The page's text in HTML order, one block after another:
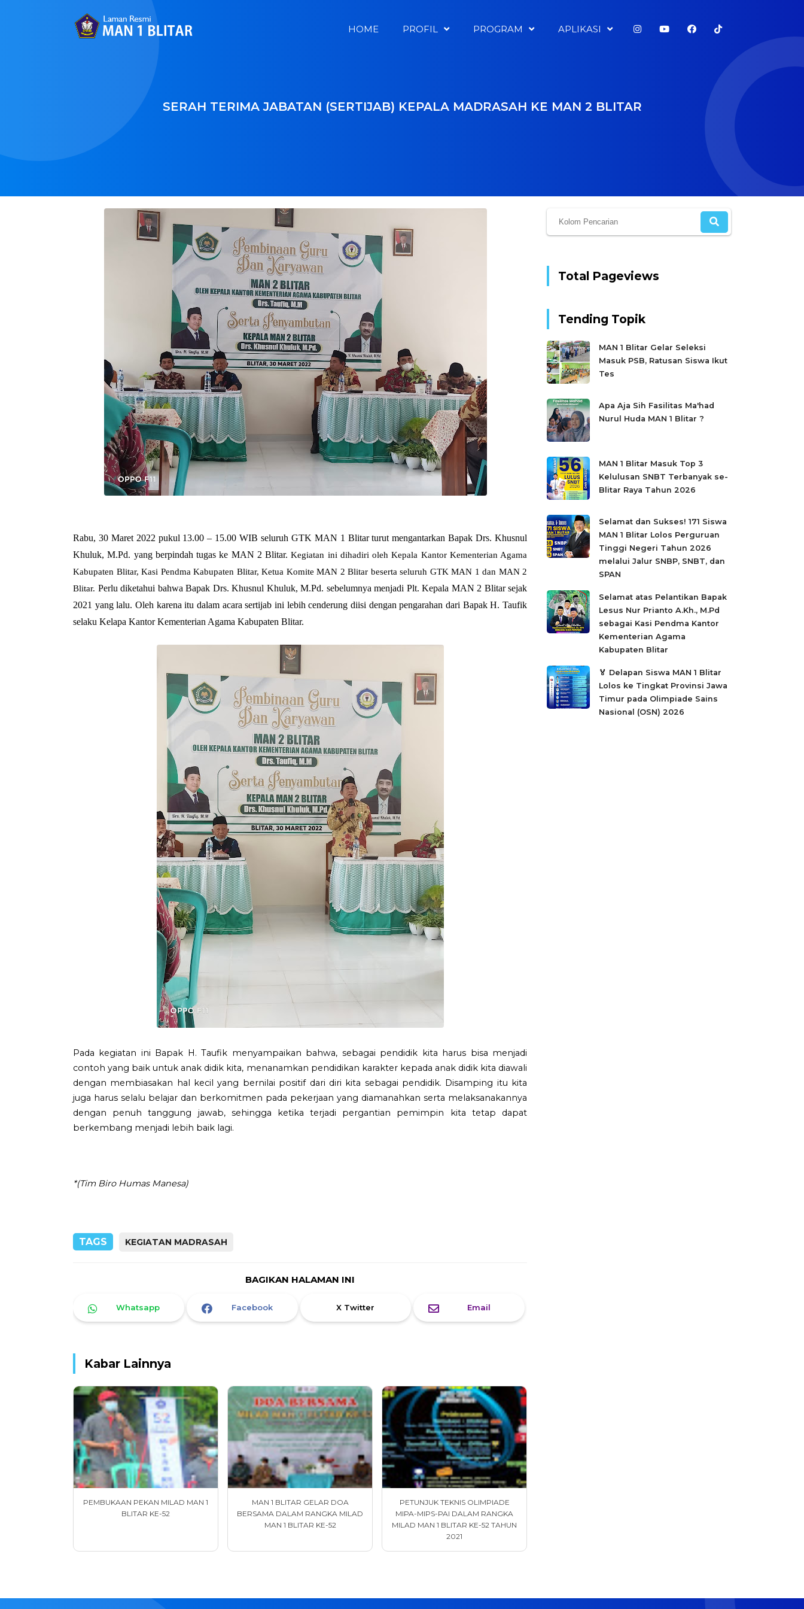
HOME PROFIL PROGRAM APLIKASI
SERAH TERIMA JABATAN (SERTIJAB) KEPALA MADRASAH KE MAN 2 BLITAR
Rabu, 30 Maret 2022 pukul 13.00 – 15.00 WIB seluruh GTK MAN 1 Blitar turut mengantarkan Bapak Drs. Khusnul
Khuluk, M.Pd. yang berpindah tugas ke MAN 2 Blitar.Kegiatan ini dihadiri oleh Kepala Kantor Kementerian Agama
Kabupaten Blitar, Kasi Pendma Kabupaten Blitar, Ketua Komite MAN 2 Blitar beserta seluruh GTK MAN 1 dan MAN 2
Blitar. Perlu diketahui bahwa Bapak Drs. Khusnul Khuluk, M.Pd. sebelumnya menjadi Plt. Kepala MAN 2 Blitar sejak
2021 yang lalu. Oleh karena itu dalam acara sertijab ini lebih cenderung diisi dengan pengarahan dari Bapak H. Taufik
selaku Kelapa Kantor Kementerian Agama Kabupaten Blitar.
Pada kegiatan ini Bapak H. Taufik menyampaikan bahwa, sebagai pendidik kita harus bisa menjadi
contoh yang baik untuk anak didik kita, menanamkan pendidikan karakter kepada anak didik kita diawali
dengan membiasakan hal kecil yang bernilai positif dari diri kita sebagai pendidik. Disamping itu kita
juga harus selalu belajar dan berkomitmen pada pekerjaan yang diamanahkan serta melaksanakannya
dengan penuh tanggung jawab, sehingga ketika terjadi pergantian pemimpin kita tetap dapat
berkembang menjadi lebih baik lagi.
*(Tim Biro Humas Manesa)
TAGS KEGIATAN MADRASAH
BAGIKAN HALAMAN INI
Whatsapp Facebook X Twitter Email
Kabar Lainnya
PEMBUKAAN PEKAN MILAD MAN 1
BLITAR KE-52
MAN 1 BLITAR GELAR DOA
BERSAMA DALAM RANGKA MILAD
MAN 1 BLITAR KE-52
PETUNJUK TEKNIS OLIMPIADE
MIPA-MIPS-PAI DALAM RANGKA
MILAD MAN 1 BLITAR KE-52 TAHUN
2021
Total Pageviews
Tending Topik
MAN 1 Blitar Gelar Seleksi
Masuk PSB, Ratusan Siswa Ikut
Tes
Apa Aja Sih Fasilitas Ma'had
Nurul Huda MAN 1 Blitar ?
MAN 1 Blitar Masuk Top 3
Kelulusan SNBT Terbanyak se-
Blitar Raya Tahun 2026
Selamat dan Sukses! 171 Siswa
MAN 1 Blitar Lolos Perguruan
Tinggi Negeri Tahun 2026
melalui Jalur SNBP, SNBT, dan
SPAN
Selamat atas Pelantikan Bapak
Lesus Nur Prianto A.Kh., M.Pd
sebagai Kasi Pendma Kantor
Kementerian Agama
Kabupaten Blitar
🏅 Delapan Siswa MAN 1 Blitar
Lolos ke Tingkat Provinsi Jawa
Timur pada Olimpiade Sains
Nasional (OSN) 2026